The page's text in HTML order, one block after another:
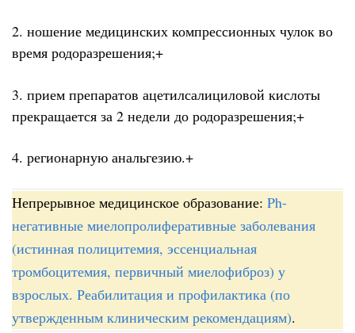
2. ношение медицинских компрессионных чулок во
время родоразрешения;+
3. прием препаратов ацетилсалициловой кислоты
прекращается за 2 недели до родоразрешения;+
4. регионарную анальгезию.+
Непрерывное медицинское образование: Ph-
негативные миелопролиферативные заболевания
(истинная полицитемия, эссенциальная
тромбоцитемия, первичный миелофиброз) у
взрослых. Реабилитация и профилактика (по
утвержденным клиническим рекомендациям).